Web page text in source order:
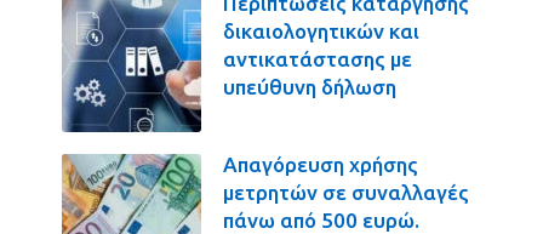
δικαιολογητικών και
αντικατάστασης με
υπεύθυνη δήλωση
Απαγόρευση χρήσης
μετρητών σε συναλλαγές
πάνω από 500 ευρώ.